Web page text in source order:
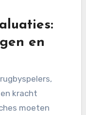
en
kracht
moeten